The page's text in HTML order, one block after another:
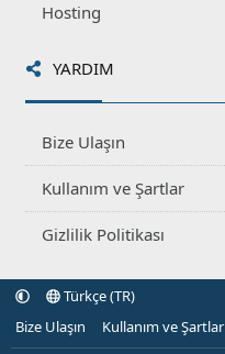
Hosting
YARDIM
Bize Ulaşın
Kullanım ve Şartlar
Gizlilik Politikası
Türkçe (TR)
Bize Ulaşın
Kullanım ve Şartlar